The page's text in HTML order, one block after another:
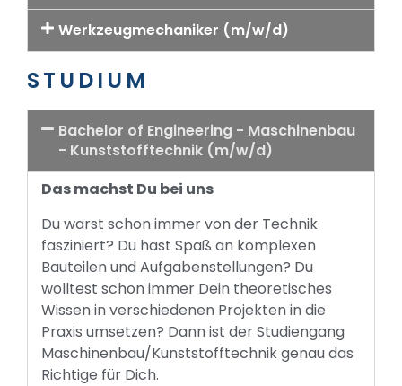
Werkzeugmechaniker (m/w/d)
STUDIUM
Bachelor of Engineering - Maschinenbau
- Kunststofftechnik (m/w/d)
Das machst Du bei uns
Du warst schon immer von der Technik
fasziniert? Du hast Spaß an komplexen
Bauteilen und Aufgabenstellungen? Du
wolltest schon immer Dein theoretisches
Wissen in verschiedenen Projekten in die
Praxis umsetzen? Dann ist der Studiengang
Maschinenbau/Kunststofftechnik genau das
Richtige für Dich.